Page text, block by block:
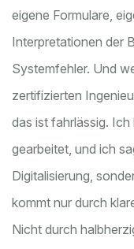
eigene Formulare,
Interpretationen der
Systemfehler. Und
zertifizierten
das ist fahrlässig.
gearbeitet, und ich
Digitalisierung,
kommt nur durch
Nicht durch